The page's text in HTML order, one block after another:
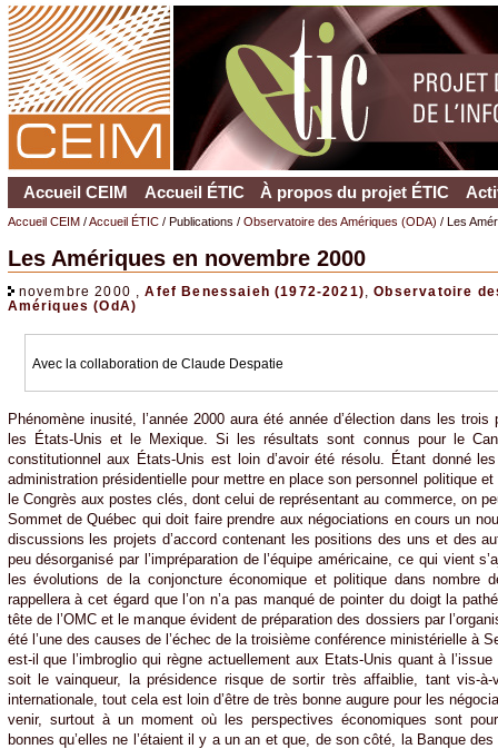
Accueil CEIM Accueil ÉTIC À propos du projet ÉTIC
Accueil CEIM/Accueil ÉTIC/ Publications / Observatoire des Amériques (ODA) / Les
Les Amériques en novembre 2000
novembre 2000 ,Afef Benessaieh (1972-2021) ,Observatoire
Amériques (OdA)
Avec la collaboration de Claude Despatie
Phénomène inusité, l’année 2000 aura été année d’élection dans les
les États-Unis et le Mexique. Si les résultats sont connus pour le
constitutionnel aux États-Unis est loin d’avoir été résolu. Étant donné
administration présidentielle pour mettre en place son personnel politique
le Congrès aux postes clés, dont celui de représentant au commerce, on
Sommet de Québec qui doit faire prendre aux négociations en cours un
discussions les projets d’accord contenant les positions des uns et des
peu désorganisé par l’impréparation de l’équipe américaine, ce qui vient
les évolutions de la conjoncture économique et politique dans nombre
rappellera à cet égard que l’on n’a pas manqué de pointer du doigt la
tête de l’OMC et le manque évident de préparation des dossiers par
été l’une des causes de l’échec de la troisième conférence ministérielle à
est-il que l’imbroglio qui règne actuellement aux Etats-Unis quant à
soit le vainqueur, la présidence risque de sortir très affaiblie, tant vis-
internationale, tout cela est loin d’être de très bonne augure pour les
venir, surtout à un moment où les perspectives économiques sont
bonnes qu’elles ne l’étaient il y a un an et que, de son côté, la Banque